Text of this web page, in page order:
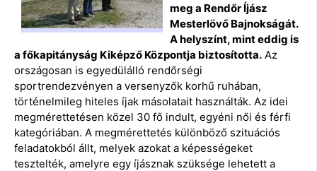
meg a Rendőr Íjász
Mesterlövő Bajnokságát.
A helyszínt, mint eddig is
a főkapitányság Kiképző Központja biztosította. Az
országosan is egyedülálló rendőrségi
sportrendezvényen a versenyzők korhű ruhában,
történelmileg hiteles íjak másolatait használták. Az idei
megmérettetésen közel 30 fő indult, egyéni női és férfi
kategóriában. A megmérettetés különböző szituációs
feladatokból állt, melyek azokat a képességeket
tesztelték, amelyre egy íjásznak szüksége lehetett a